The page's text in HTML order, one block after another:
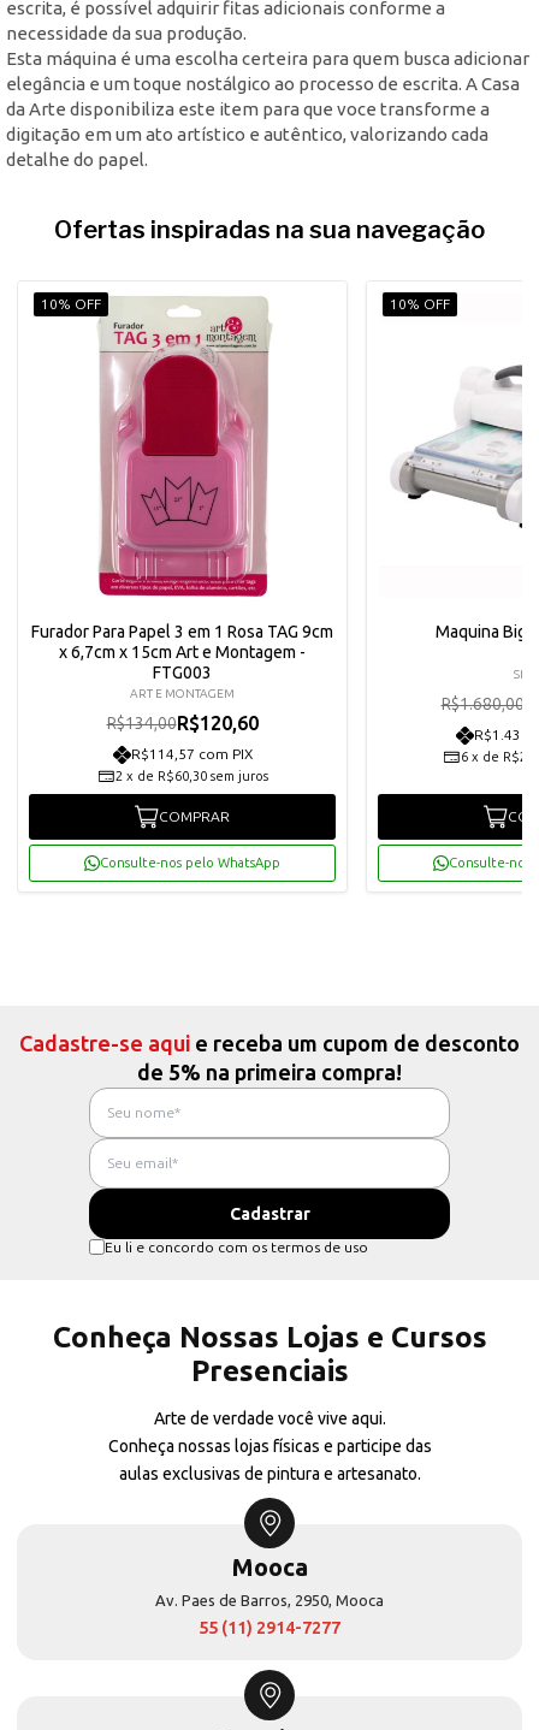
escrita, é possível adquirir fitas adicionais conforme a
necessidade da sua produção.
Esta máquina é uma escolha certeira para quem busca adicionar
elegância e um toque nostálgico ao processo de escrita. A Casa
da Arte disponibiliza este item para que voce transforme a
digitação em um ato artístico e autêntico, valorizando cada
detalhe do papel.
Ofertas inspiradas na sua navegação
10% OFF
Furador Para Papel 3 em 1 Rosa TAG 9cm
x 6,7cm x 15cm Art e Montagem -
FTG003
ART E MONTAGEM
R$134,00R$120,60
R$114,57 com PIX
2 x de R$60,30 sem juros
COMPRAR
Consulte-nos pelo WhatsApp
10% OFF
Maquina Big
R$1.680,00
6 x de
Consulte-nos
Cadastre-se aqui e receba um cupom de desconto
de 5% na primeira compra!
Eu li e concordo com os termos de uso
Conheça Nossas Lojas e Cursos
Presenciais
Arte de verdade você vive aqui.
Conheça nossas lojas físicas e participe das
aulas exclusivas de pintura e artesanato.
Mooca
Av. Paes de Barros, 2950, Mooca
55 (11) 2914-7277